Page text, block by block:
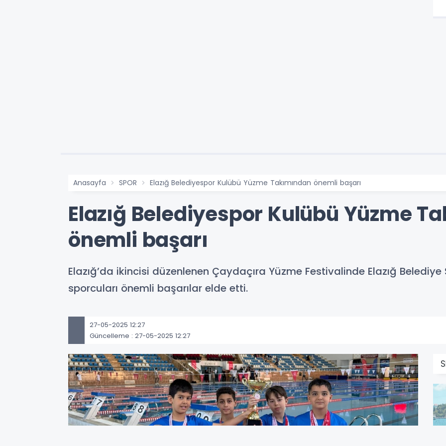
Anasayfa SPOR Elazığ Belediyespor Kulübü Yüzme Takımından önemli başarı
Elazığ Belediyespor Kulübü Yüzme
önemli başarı
Elazığ’da ikincisi düzenlenen Çaydaçıra Yüzme Festivalinde Elazığ Belediye
sporcuları önemli başarılar elde etti.
27-05-2025 12:27
Güncelleme : 27-05-2025 12:27